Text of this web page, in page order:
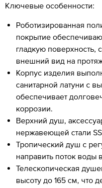
Ключевые особенности:
Роботизированная
покрытие
гладкую
внешний вид на
Корпус изделия
санитарной латуни с
обеспечивает
коррозии.
Верхний душ,
нержавеющей стали
Тропический душ с
направить поток воды
Телескопическая
высоту до 165 см, что